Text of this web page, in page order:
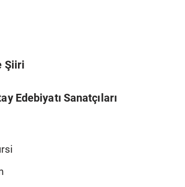
Şiiri
Edebiyatı Sanatçıları